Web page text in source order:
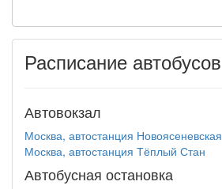
Расписание автобусов
Автовокзал
Москва, автостанция Новоясеневская
Москва, автостанция Тёплый Стан
Автобусная остановка